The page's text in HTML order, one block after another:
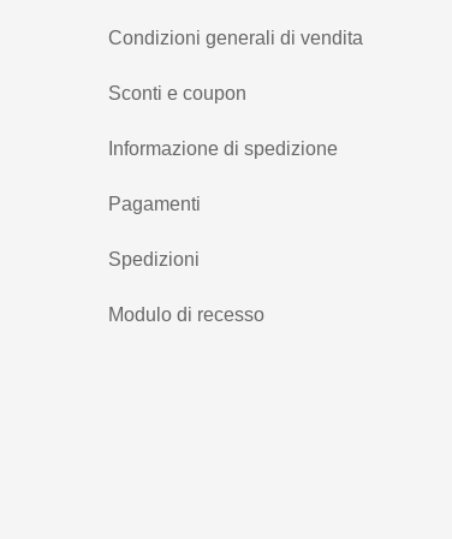
Condizioni generali di vendita
Sconti e coupon
Informazione di spedizione
Pagamenti
Spedizioni
Modulo di recesso